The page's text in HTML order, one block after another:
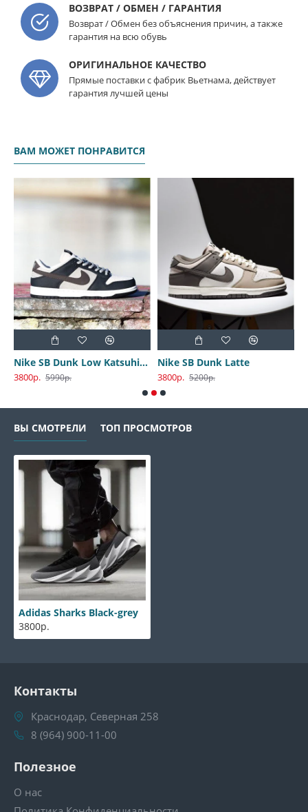
ВОЗВРАТ / ОБМЕН / ГАРАНТИЯ
Возврат / Обмен без объяснения причин, а также
гарантия на всю обувь
ОРИГИНАЛЬНОЕ КАЧЕСТВО
Прямые поставки с фабрик Вьетнама, действует
гарантия лучшей цены
ВАМ МОЖЕТ ПОНРАВИТСЯ
Nike SB Dunk Low Katsuhiro Otomo
3800р. 5990р.
Nike SB Dunk Latte
3800р. 5200р.
ВЫ СМОТРЕЛИ ТОП ПРОСМОТРОВ
Adidas Sharks Black-grey
3800р.
Контакты
Краснодар, Северная 258
8 (964) 900-11-00
Полезное
О нас